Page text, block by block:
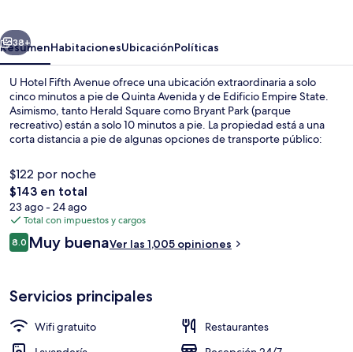
Siguiente
38+
ResumenHabitacionesUbicaciónPolíticas
U Hotel Fifth Avenue ofrece una ubicación extraordinaria a solo
cinco minutos a pie de Quinta Avenida y de Edificio Empire State.
Asimismo, tanto Herald Square como Bryant Park (parque
recreativo) están a solo 10 minutos a pie. La propiedad está a una
corta distancia a pie de algunas opciones de transporte público:
de metro 33 St. (Park Av. S) está a 6 minutos.
$122 por noche
El
precio
total
es
de
$143 en total
23 ago - 24 ago
Total con impuestos y cargos
Opiniones
8.08.0 de 10,
Muy buenaVer las 1,005 opiniones
Servicios principales
Wifi gratuito
Restaurantes